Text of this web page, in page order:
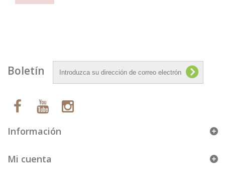
Boletín
Información
Mi cuenta